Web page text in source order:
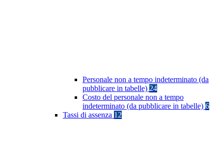
Personale non a tempo indeterminato (da
pubblicare in tabelle) 24
Costo del personale non a tempo
indeterminato (da pubblicare in tabelle) 6
Tassi di assenza 12